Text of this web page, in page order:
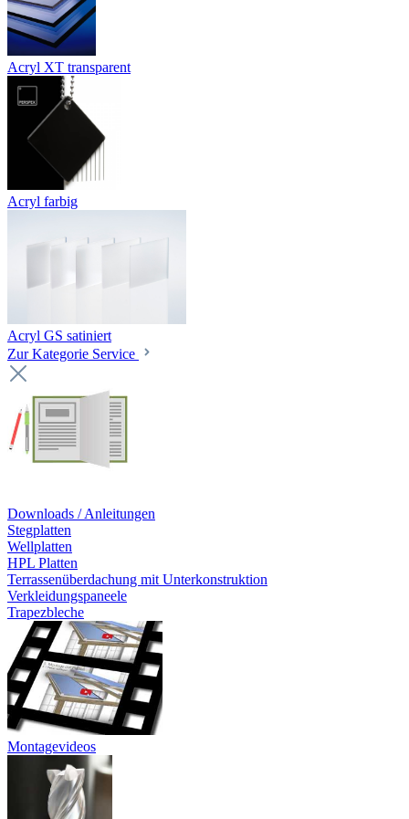
Acryl XT transparent
Acryl farbig
Acryl GS satiniert
Zur Kategorie Service
Downloads / Anleitungen
Stegplatten
Wellplatten
HPL Platten
Terrassenüberdachung mit Unterkonstruktion
Verkleidungspaneele
Trapezbleche
Montagevideos